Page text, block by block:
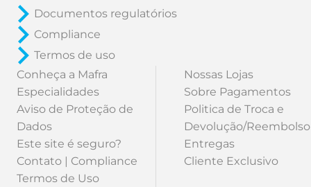
Documentos regulatórios
Compliance
Termos de uso
Conheça a Mafra
Especialidades
Aviso de Proteção de
Dados
Este site é seguro?
Contato | Compliance
Termos de Uso
Nossas Lojas
Sobre Pagamentos
Politica de Troca e
Devolução/Reembolso
Entregas
Cliente Exclusivo